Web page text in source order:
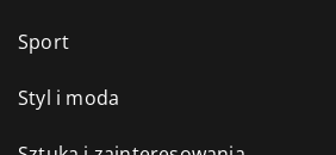
Sport
Styl i moda